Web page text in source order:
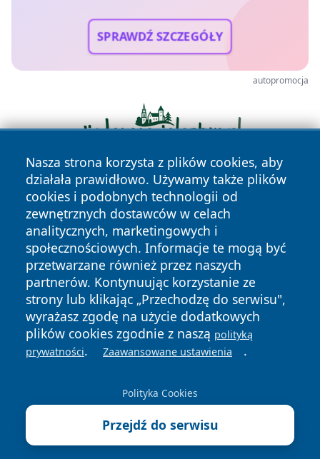
SPRAWDŹ SZCZEGÓŁY
autopromocja
Nasza strona korzysta z plików cookies, aby
działała prawidłowo. Używamy także plików
cookies i podobnych technologii od
zewnętrznych dostawców w celach
analitycznych, marketingowych i
społecznościowych. Informacje te mogą być
przetwarzane również przez naszych
partnerów. Kontynuując korzystanie ze
strony lub klikając „Przechodzę do serwisu",
wyrażasz zgodę na użycie dodatkowych
plików cookies zgodnie z naszą polityką
prywatności. Zaawansowane ustawienia .
Polityka Cookies
Przejdź do serwisu
Copyright © 2026 myslowicki24.pl Wszystkie prawa
zastrzeżone.
News Autorzy
Polityka
Prywatności
Polityka
Cookies